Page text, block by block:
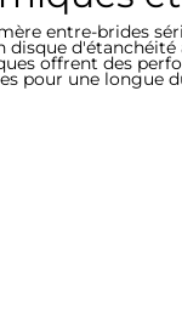
entre-brides
disque
offrent des
pour une longue